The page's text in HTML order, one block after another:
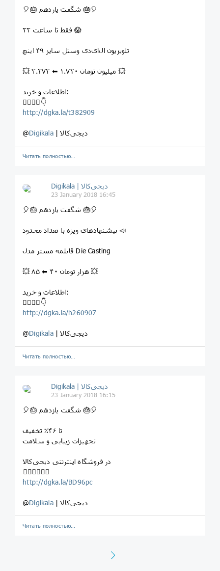
⁣🎈⁣🎂 شگفت یازدهم ⁣🎂🎈
فقط تا ساعت ۲۲ 😱
⁣تلويزيون ال‌ای‌دی وستل سايز ۴۹ اينچ
💥 ۲.۲۷۲ ⬅ ۱.۷۲۰ میلیون تومان 💥
اطلاعات و خرید:
⁣👇🏻👇🏼👇
http://dgka.la/t382909
@Digikala | دیجی‌کالا
Читать полностью…
Digikala | دیجی‌کالا
23 January 2018 16:45
⁣🎈⁣🎂 شگفت یازدهم ⁣🎂🎈
⁣پیشنهادهای ویژه با تعداد محدود 📣
⁣قابلمه مستر مدل Die Casting
💥 ۸۵ ⬅ ۴۰ هزار تومان 💥
اطلاعات و خرید:
⁣👇🏻👇🏼👇
http://dgka.la/h260907
@Digikala | دیجی‌کالا
Читать полностью…
Digikala | دیجی‌کالا
23 January 2018 16:15
⁣⁣🎈⁣🎂 شگفت یازدهم ⁣🎂🎈
تا ۴۶٪ تخفیف
تجهیزات زیبایی و سلامت
در فروشگاه اینترنتی دیجی‌کالا
⁣⁣⁣⁣👇🏻👇🏼👇🏽
http://dgka.la/BD96pc
@Digikala | دیجی‌کالا
Читать полностью…
Next